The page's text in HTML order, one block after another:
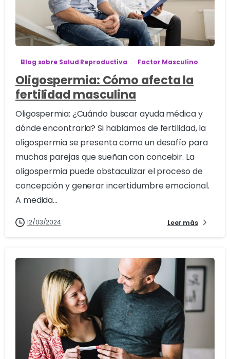
Blog sobre Salud Reproductiva Factor Masculino
Oligospermia: Cómo afecta la
fertilidad masculina
Oligospermia: ¿Cuándo buscar ayuda médica y
dónde encontrarla? Si hablamos de fertilidad, la
oligospermia se presenta como un desafío para
muchas parejas que sueñan con concebir. La
oligospermia puede obstaculizar el proceso de
concepción y generar incertidumbre emocional.
A medida...
12/03/2024 Leer más